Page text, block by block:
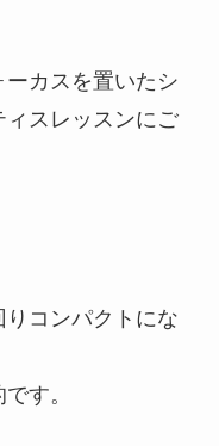
カスを置いたシ
ィスレッスンにご
コンパクトにな
す。